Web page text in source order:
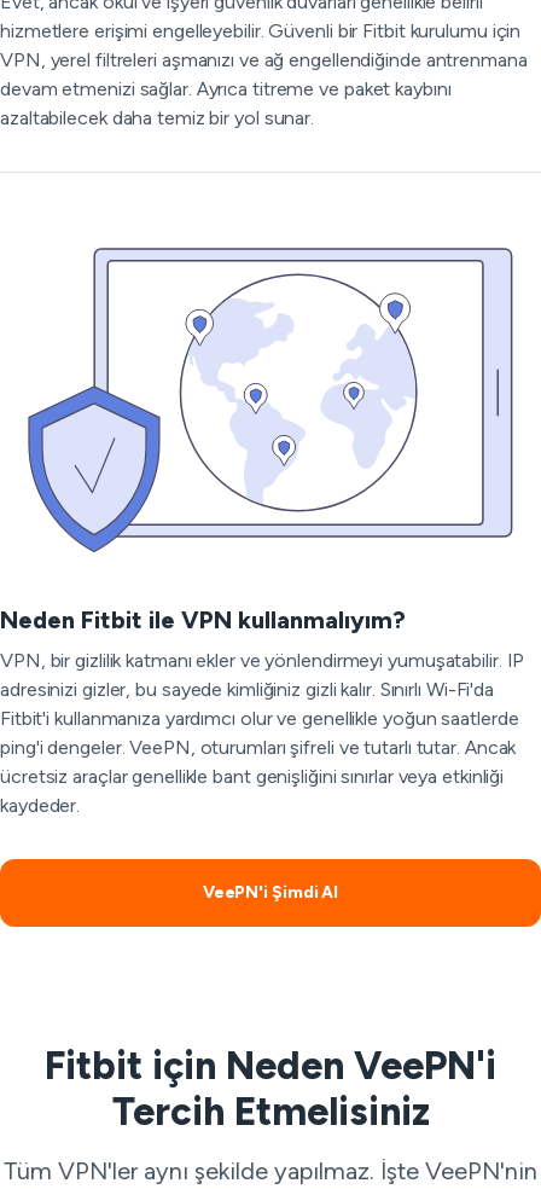
hizmetlere erişimi engelleyebilir. Güvenli bir Fitbit kurulumu için
VPN, yerel filtreleri aşmanızı ve ağ engellendiğinde antrenmana
devam etmenizi sağlar. Ayrıca titreme ve paket kaybını
azaltabilecek daha temiz bir yol sunar.
Neden Fitbit ile VPN kullanmalıyım?
VPN, bir gizlilik katmanı ekler ve yönlendirmeyi yumuşatabilir. IP
adresinizi gizler, bu sayede kimliğiniz gizli kalır. Sınırlı Wi-Fi'da
Fitbit'i kullanmanıza yardımcı olur ve genellikle yoğun saatlerde
ping'i dengeler. VeePN, oturumları şifreli ve tutarlı tutar. Ancak
ücretsiz araçlar genellikle bant genişliğini sınırlar veya etkinliği
kaydeder.
VeePN'i Şimdi Al
Fitbit için Neden VeePN'i
Tercih Etmelisiniz
Tüm VPN'ler aynı şekilde yapılmaz. İşte VeePN'nin